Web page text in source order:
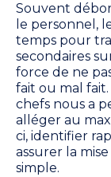
Souvent
le personnel,
temps pour
secondaires
force de ne
fait ou mal
chefs nous a
alléger au
ci, identifier
assurer la
simple.